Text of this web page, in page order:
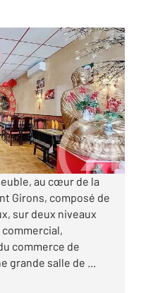
vendre
au cœur de la
Girons, composé de
sur deux niveaux
commerce de
grande salle de ...